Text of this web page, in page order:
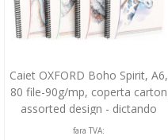
Caiet OXFORD Boho Spirit, A6,
80 file-90g/mp, coperta carton
assorted design - dictando
fara TVA: